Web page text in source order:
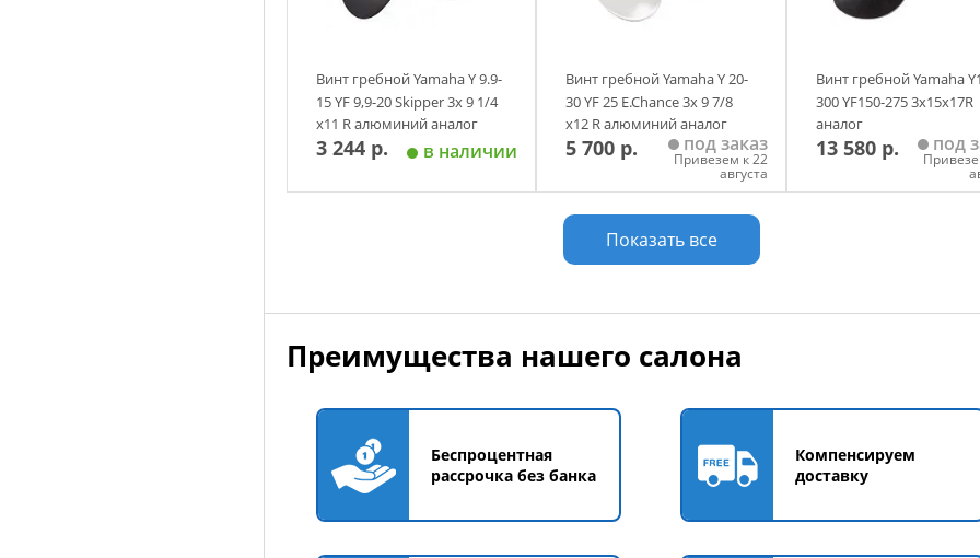
Винт гребной Yamaha Y 9.9-
15 YF 9,9-20 Skipper 3х 9 1/4
х11 R алюминий аналог
3 244 р. в наличии
Винт гребной Yamaha Y 20-
30 YF 25 E.Chance 3х 9 7/8
х12 R алюминий аналог
5 700 р. под заказ
Привезем к 22
августа
Добавить в корзину
Винт гребной Yamaha
300 YF150-275 3х15х17R
аналог
13 580 р. под
Показать все
Преимущества нашего салона
Беспроцентная
рассрочка без банка
Компенсируем
доставку